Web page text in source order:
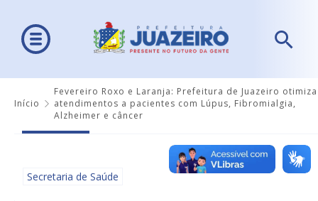
Início
Fevereiro Roxo e Laranja: Prefeitura de Juazeiro otimiza
atendimentos a pacientes com Lúpus, Fibromialgia,
Alzheimer e câncer
Secretaria de Saúde